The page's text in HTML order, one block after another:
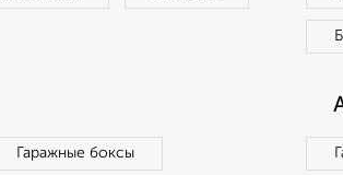
Гаражные боксы